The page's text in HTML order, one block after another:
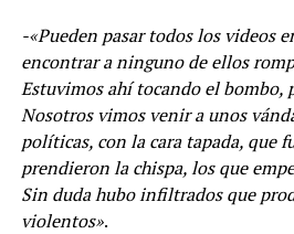
-«Pueden pasar todos los videos
encontrar a ninguno de ellos
Estuvimos ahí tocando el bombo,
Nosotros vimos venir a unos
políticas, con la cara tapada, que
prendieron la chispa, los que
Sin duda hubo infiltrados que
violentos».